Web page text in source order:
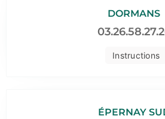
Instructions
DORMANS
ÉPERNAY